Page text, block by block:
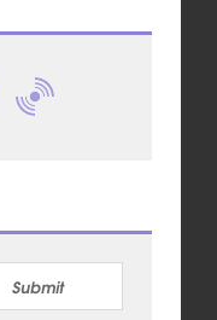
Submit